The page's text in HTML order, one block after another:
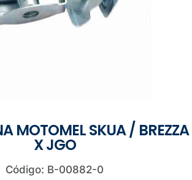
MOTOMEL SKUA / BREZZA
X JGO
Código: B-00882-0